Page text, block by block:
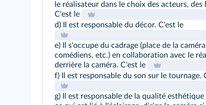
le réalisateur dans le choix des acteurs,
C'est le
d) Il est responsable du décor. C'est le
e) Il s'occupe du cadrage (place de la
comédiens, etc.) en collaboration avec le
derrière la caméra. C'est le
f) Il est responsable du son sur le tournage.
g) Il est responsable de la qualité